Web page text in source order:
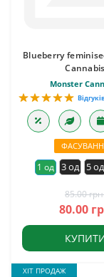
Blueberry
Cannabis
Monster
1 од 3 од 5 од
85.00
80.00
ХІТ ПРОДАЖ